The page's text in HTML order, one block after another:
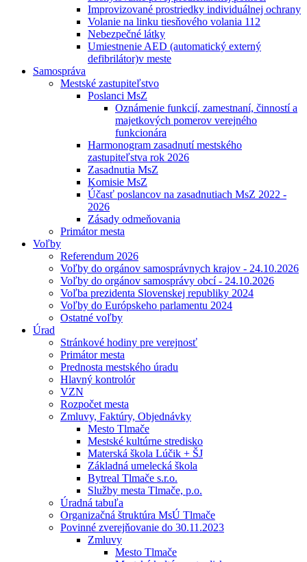
Improvizované prostriedky individuálnej ochrany
Volanie na linku tiesňového volania 112
Nebezpečné látky
Umiestnenie AED (automatický externý
defibrilátor)v meste
Samospráva
Mestské zastupiteľstvo
Poslanci MsZ
Oznámenie funkcií, zamestnaní, činností a
majetkových pomerov verejného
funkcionára
Harmonogram zasadnutí mestského
zastupiteľstva rok 2026
Zasadnutia MsZ
Komisie MsZ
Účasť poslancov na zasadnutiach MsZ 2022 -
2026
Zásady odmeňovania
Primátor mesta
Voľby
Referendum 2026
Voľby do orgánov samosprávnych krajov - 24.10.2026
Voľby do orgánov samosprávy obcí - 24.10.2026
Voľba prezidenta Slovenskej republiky 2024
Voľby do Európskeho parlamentu 2024
Ostatné voľby
Úrad
Stránkové hodiny pre verejnosť
Primátor mesta
Prednosta mestského úradu
Hlavný kontrolór
VZN
Rozpočet mesta
Zmluvy, Faktúry, Objednávky
Mesto Tlmače
Mestské kultúrne stredisko
Materská škola Lúčik + ŠJ
Základná umelecká škola
Bytreal Tlmače s.r.o.
Služby mesta Tlmače, p.o.
Úradná tabuľa
Organizačná štruktúra MsÚ Tlmače
Povinné zverejňovanie do 30.11.2023
Zmluvy
Mesto Tlmače